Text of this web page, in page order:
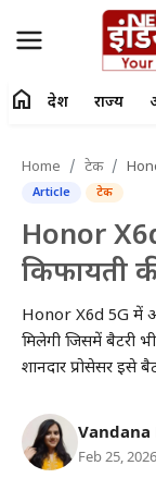
Home
देश
राज्य
ऑटो
मनोरंजन
विदेश
home देश राज्य
Home टेक Honor
Article टेक
Honor
किफायती
Honor X6d 5G में
मिलेगी जिसमें बैटरी
शानदार प्रोसेसर इसे
Vandana
Feb 25,